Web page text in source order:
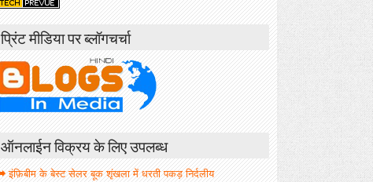
प्रिंट मीडिया पर ब्लॉगचर्चा
ऑनलाईन विक्रय के लिए उपलब्ध
इंफ़िबीम के बेस्ट सेलर बूक शृंखला में धरती पकड़ निर्दलीय